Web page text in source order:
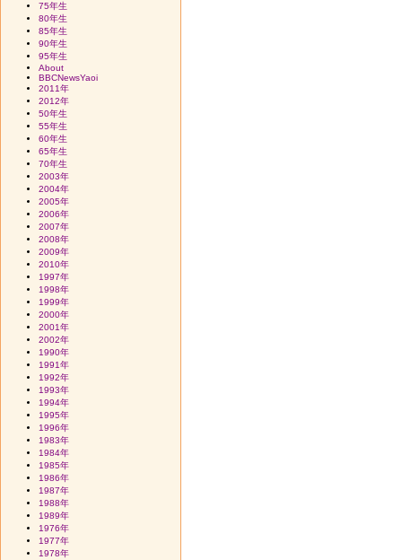
75年生
80年生
85年生
90年生
95年生
About
BBCNewsYaoi
2011年
2012年
50年生
55年生
60年生
65年生
70年生
2003年
2004年
2005年
2006年
2007年
2008年
2009年
2010年
1997年
1998年
1999年
2000年
2001年
2002年
1990年
1991年
1992年
1993年
1994年
1995年
1996年
1983年
1984年
1985年
1986年
1987年
1988年
1989年
1976年
1977年
1978年